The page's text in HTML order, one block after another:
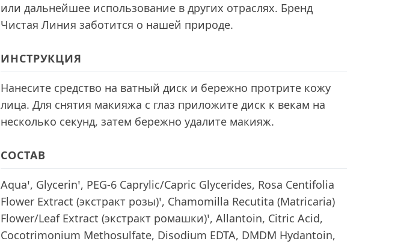
или дальнейшее использование в других отраслях. Бренд
Чистая Линия заботится о нашей природе.
ИНСТРУКЦИЯ
Нанесите средство на ватный диск и бережно протрите кожу
лица. Для снятия макияжа с глаз приложите диск к векам на
несколько секунд, затем бережно удалите макияж.
СОСТАВ
Aquaꞌ, Glycerinꞌ, PEG-6 Caprylic/Capric Glycerides, Rosa Centifolia
Flower Extract (экстракт розы)ꞌ, Chamomilla Recutita (Matricaria)
Flower/Leaf Extract (экстракт ромашки)ꞌ, Allantoin, Citric Acid,
Cocotrimonium Methosulfate, Disodium EDTA, DMDM Hydantoin,